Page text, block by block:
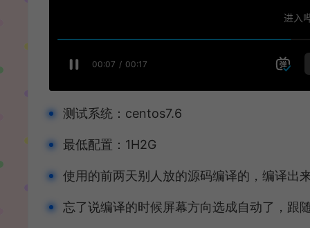
测试系统：centos7.6
最低配置：1H2G
使用的前两天别人放的源码编译的，编译出
忘了说编译的时候屏幕方向选成自动了，跟